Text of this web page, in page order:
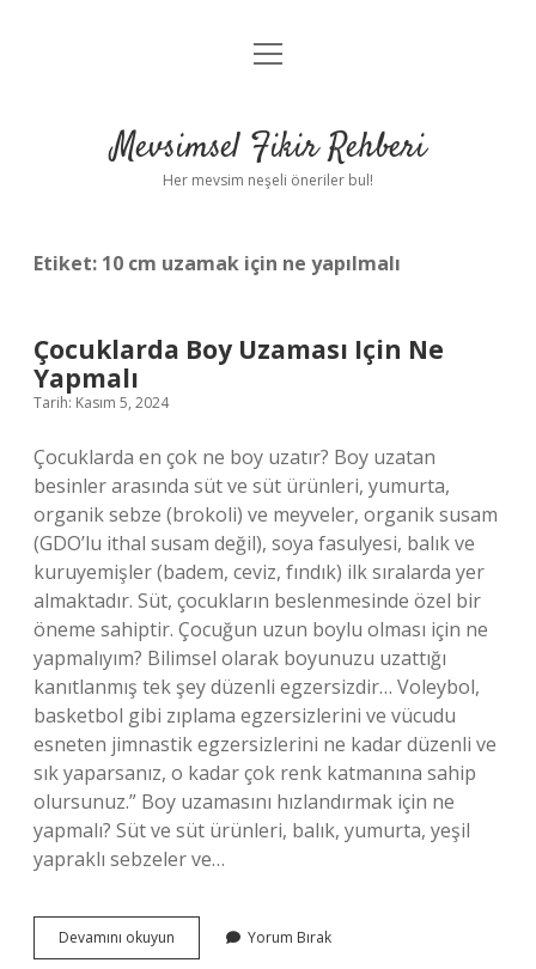
Anasayfa
Yasal Uyarı
menüyü
Mevsimsel Fikir Rehberi
Her mevsim neşeli öneriler bul!
Etiket: 10 cm uzamak için ne yapılmalı
Çocuklarda Boy Uzaması Için Ne
Yapmalı
Tarih: Kasım 5, 2024
Çocuklarda en çok ne boy uzatır? Boy uzatan
besinler arasında süt ve süt ürünleri, yumurta,
organik sebze (brokoli) ve meyveler, organik susam
(GDO’lu ithal susam değil), soya fasulyesi, balık ve
kuruyemişler (badem, ceviz, fındık) ilk sıralarda yer
almaktadır. Süt, çocukların beslenmesinde özel bir
öneme sahiptir. Çocuğun uzun boylu olması için ne
yapmalıyım? Bilimsel olarak boyunuzu uzattığı
kanıtlanmış tek şey düzenli egzersizdir… Voleybol,
basketbol gibi zıplama egzersizlerini ve vücudu
esneten jimnastik egzersizlerini ne kadar düzenli ve
sık yaparsanız, o kadar çok renk katmanına sahip
olursunuz.” Boy uzamasını hızlandırmak için ne
yapmalı? Süt ve süt ürünleri, balık, yumurta, yeşil
yapraklı sebzeler ve…
Devamını okuyun Çocuklarda
Boy
Yorum Bırak